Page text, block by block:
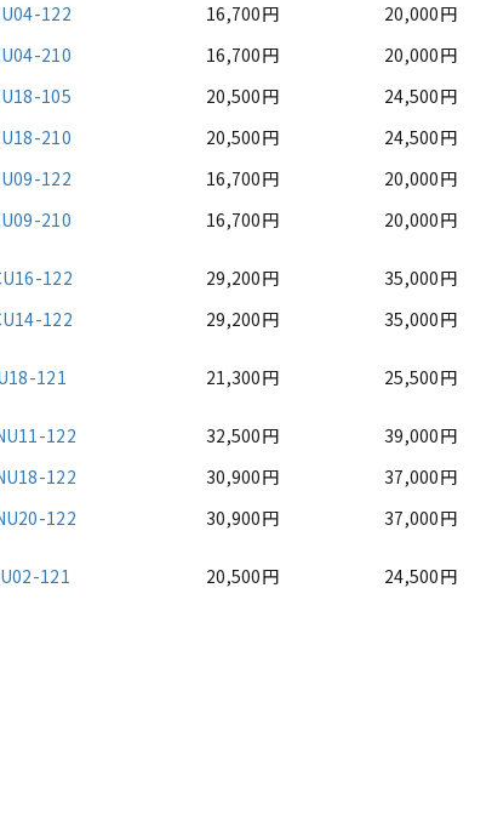
122
16,700円
20,000円
210
16,700円
20,000円
105
20,500円
24,500円
210
20,500円
24,500円
122
16,700円
20,000円
210
16,700円 20,000円
122 29,200円
35,000円
122
29,200円 35,000円
121 21,300円 25,500円
122 32,500円
39,000円
122
30,900円
37,000円
122
30,900円 37,000円
121 20,500円 24,500円